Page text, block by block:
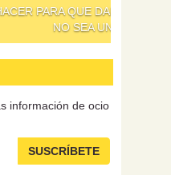
A LOS NIÑOS
información de ocio
SUSCRÍBETE